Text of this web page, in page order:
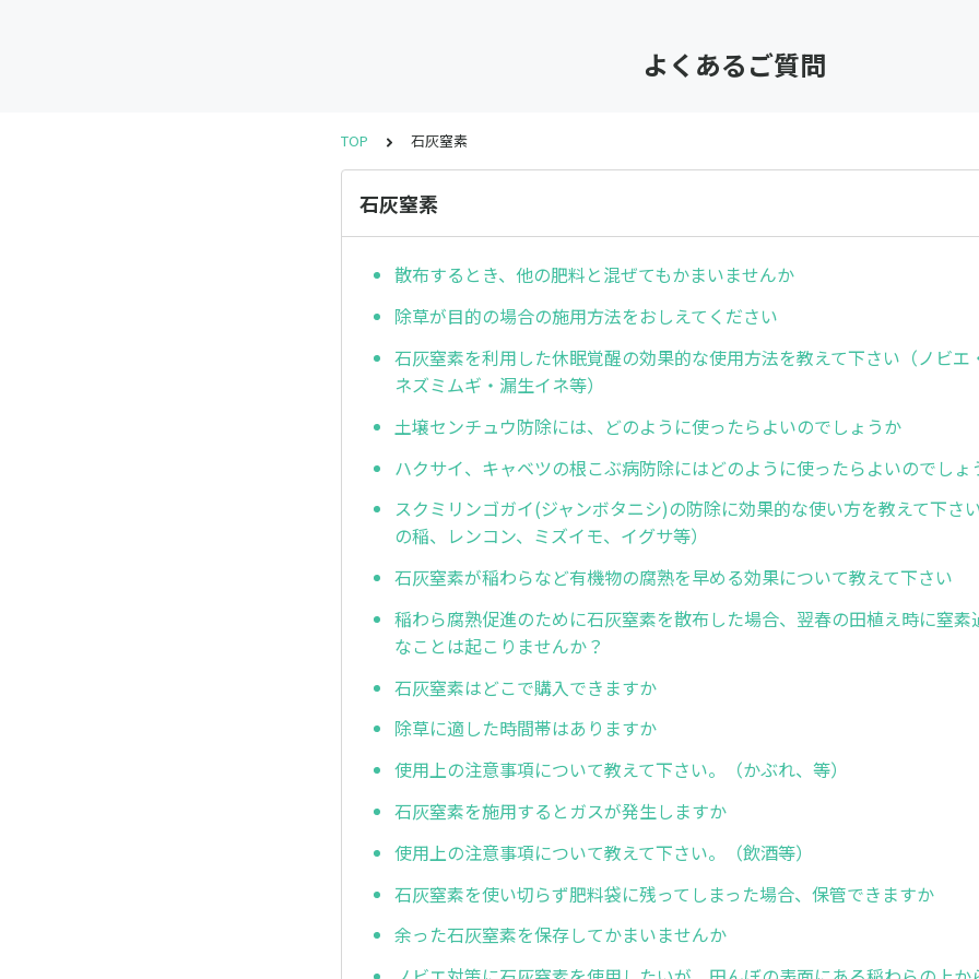
よくあるご質問
TOP 石灰窒素
石灰窒素
散布するとき、他の肥料と混ぜてもかまいませんか
除草が目的の場合の施用方法をおしえてください
石灰窒素を利用した休眠覚醒の効果的な使用方法を教えて下さい（ノビエ
ネズミムギ・漏生イネ等）
土壌センチュウ防除には、どのように使ったらよいのでしょうか
ハクサイ、キャベツの根こぶ病防除にはどのように使ったらよいのでしょ
スクミリンゴガイ(ジャンボタニシ)の防除に効果的な使い方を教えて下さ
の稲、レンコン、ミズイモ、イグサ等）
石灰窒素が稲わらなど有機物の腐熟を早める効果について教えて下さい
稲わら腐熟促進のために石灰窒素を散布した場合、翌春の田植え時に窒素
なことは起こりませんか？
石灰窒素はどこで購入できますか
除草に適した時間帯はありますか
使用上の注意事項について教えて下さい。（かぶれ、等）
石灰窒素を施用するとガスが発生しますか
使用上の注意事項について教えて下さい。（飲酒等）
石灰窒素を使い切らず肥料袋に残ってしまった場合、保管できますか
余った石灰窒素を保存してかまいませんか